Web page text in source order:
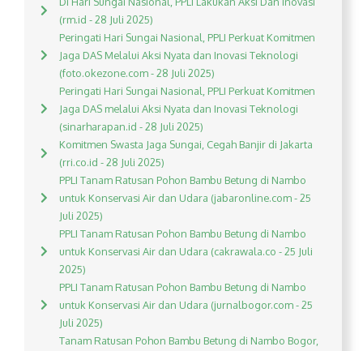
(rm.id - 28 Juli 2025)
Peringati Hari Sungai Nasional, PPLI Perkuat Komitmen
Jaga DAS Melalui Aksi Nyata dan Inovasi Teknologi
(foto.okezone.com - 28 Juli 2025)
Peringati Hari Sungai Nasional, PPLI Perkuat Komitmen
Jaga DAS melalui Aksi Nyata dan Inovasi Teknologi
(sinarharapan.id - 28 Juli 2025)
Komitmen Swasta Jaga Sungai, Cegah Banjir di Jakarta
(rri.co.id - 28 Juli 2025)
PPLI Tanam Ratusan Pohon Bambu Betung di Nambo
untuk Konservasi Air dan Udara (jabaronline.com - 25
Juli 2025)
PPLI Tanam Ratusan Pohon Bambu Betung di Nambo
untuk Konservasi Air dan Udara (cakrawala.co - 25 Juli
2025)
PPLI Tanam Ratusan Pohon Bambu Betung di Nambo
untuk Konservasi Air dan Udara (jurnalbogor.com - 25
Juli 2025)
Tanam Ratusan Pohon Bambu Betung di Nambo Bogor,